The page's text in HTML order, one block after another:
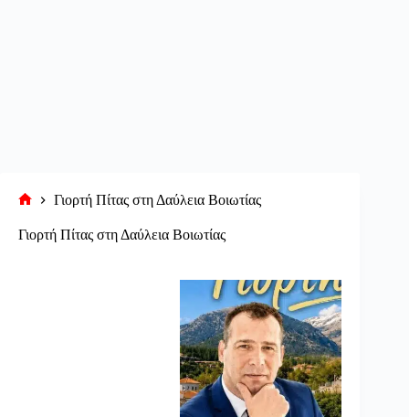
σελίδα
Γιορτή Πίτας στη Δαύλεια Βοιωτίας
Γιορτή Πίτας στη Δαύλεια Βοιωτίας